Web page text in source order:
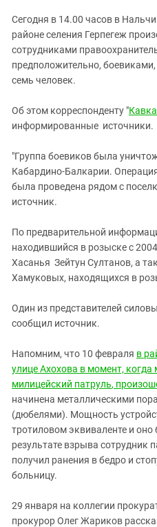
Ингушетия
Кабардино-Балкария
Калмыкия
Краснодарский край
Российская Федерация
Ростовская область
Северная Осетия - Алания
Ставропольский край
Чечня
Южный Кавказ
Сегодня в 14.00 часов в
районе селения Герпегеж
сотрудниками
предположительно,
семь человек.
Об этом корреспонденту "
информированные источники.
"Группа боевиков была
Кабардино-Балкарии.
была проведена рядом с
источник.
По предварительной
находившийся в розыске с
Хасанья Зейтун Султанов, а
Хамуковых, находящихся в
Один из представителей
сообщил источник.
Напомним, что 10 февраля в
улице Ахохова в момент,
милицейский патруль,
начинена металлическими
(дюбелями). Мощность
тротиловом эквиваленте и
результате взрыва сотрудник
получил ранения в бедро и
больницу.
29 января на коллегии
прокурор Олег Жариков